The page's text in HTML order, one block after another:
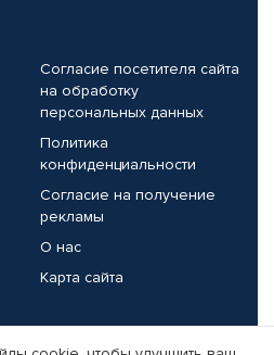
Согласие посетителя сайта
на обработку
персональных данных
Политика
конфиденциальности
Согласие на получение
рекламы
О нас
Карта сайта